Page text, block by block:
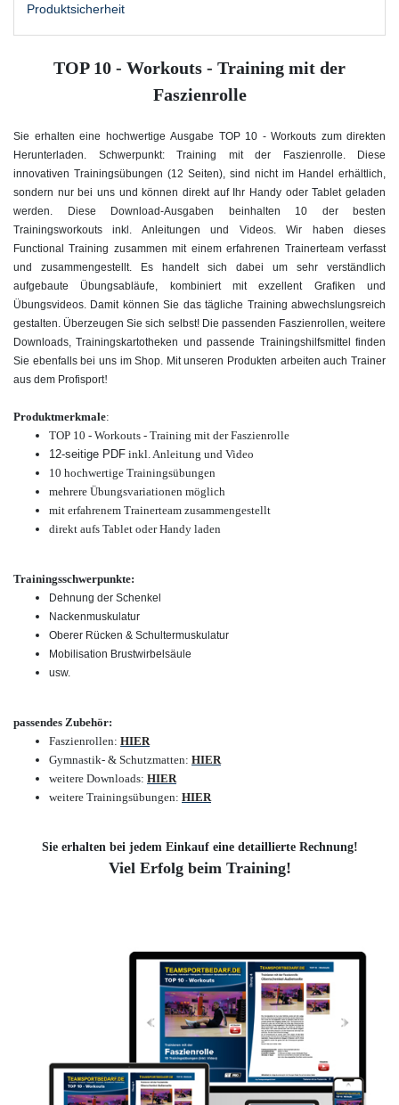
Produktsicherheit
TOP 10 - Workouts - Training mit der
Faszienrolle
Sie erhalten eine hochwertige Ausgabe TOP 10 - Workouts zum direkten
Herunterladen. Schwerpunkt: Training mit der Faszienrolle. Diese
innovativen Trainingsübungen (12 Seiten), sind nicht im Handel erhältlich,
sondern nur bei uns und können direkt auf Ihr Handy oder Tablet geladen
werden. Diese Download-Ausgaben beinhalten 10 der besten
Trainingsworkouts inkl. Anleitungen und Videos. Wir haben dieses
Functional Training zusammen mit einem erfahrenen Trainerteam verfasst
und zusammengestellt. Es handelt sich dabei um sehr verständlich
aufgebaute Übungsabläufe, kombiniert mit exzellent Grafiken und
Übungsvideos. Damit können Sie das tägliche Training abwechslungsreich
gestalten. Überzeugen Sie sich selbst! Die passenden Faszienrollen, weitere
Downloads, Trainingskartotheken und passende Trainingshilfsmittel finden
Sie ebenfalls bei uns im Shop. Mit unseren Produkten arbeiten auch Trainer
aus dem Profisport!
Produktmerkmale:
TOP 10 - Workouts - Training mit der Faszienrolle
12-seitige PDF inkl. Anleitung und Video
10 hochwertige Trainingsübungen
mehrere Übungsvariationen möglich
mit erfahrenem Trainerteam zusammengestellt
direkt aufs Tablet oder Handy laden
Trainingsschwerpunkte:
Dehnung der Schenkel
Nackenmuskulatur
Oberer Rücken & Schultermuskulatur
Mobilisation Brustwirbelsäule
usw.
passendes Zubehör:
Faszienrollen: HIER
Gymnastik- & Schutzmatten: HIER
weitere Downloads: HIER
weitere Trainingsübungen: HIER
Sie erhalten bei jedem Einkauf eine detaillierte Rechnung!
Viel Erfolg beim Training!